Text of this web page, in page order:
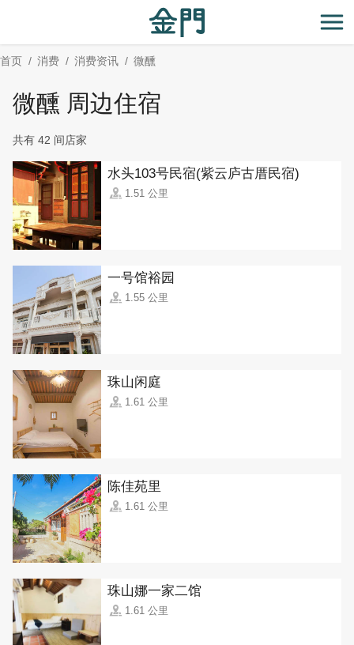
主
要
开
首页 消费 消费资讯 微醺
微醺 周边住宿
共有 42 间店家
水头103号民宿(紫云庐古厝民宿)
1.51 公里
一号馆裕园
1.55 公里
珠山闲庭
1.61 公里
陈佳苑里
1.61 公里
珠山娜一家二馆
1.61 公里